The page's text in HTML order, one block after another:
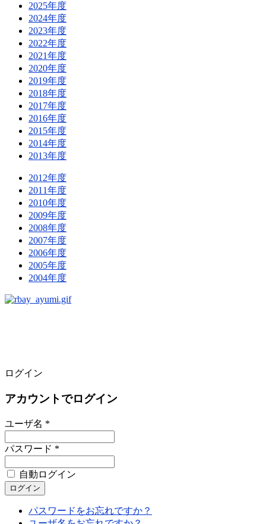
2025年度
2024年度
2023年度
2022年度
2021年度
2020年度
2019年度
2018年度
2017年度
2016年度
2015年度
2014年度
2013年度
2012年度
2011年度
2010年度
2009年度
2008年度
2007年度
2006年度
2005年度
2004年度
ログイン
アカウントでログイン
ユーザ名 *
パスワード *
自動ログイン
パスワードをお忘れですか？